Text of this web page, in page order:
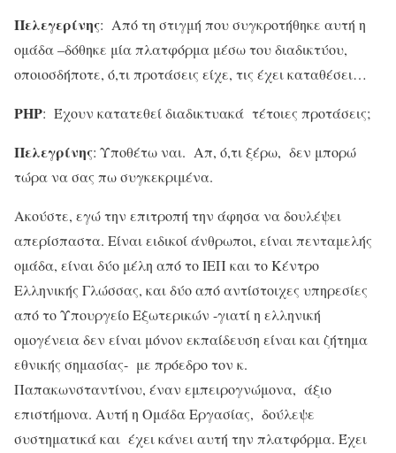
Πελεγερίνης: Από τη στιγμή που συγκροτήθηκε αυτή η
ομάδα –δόθηκε μία πλατφόρμα μέσω του διαδικτύου,
οποιοσδήποτε, ό,τι προτάσεις είχε, τις έχει καταθέσει…
ΡΗΡ: Έχουν κατατεθεί διαδικτυακά τέτοιες προτάσεις;
Πελεγρίνης: Υποθέτω ναι. Απ, ό,τι ξέρω, δεν μπορώ
τώρα να σας πω συγκεκριμένα.
Ακούστε, εγώ την επιτροπή την άφησα να δουλέψει
απερίσπαστα. Είναι ειδικοί άνθρωποι, είναι πενταμελής
ομάδα, είναι δύο μέλη από το ΙΕΠ και το Κέντρο
Ελληνικής Γλώσσας, και δύο από αντίστοιχες υπηρεσίες
από το Υπουργείο Εξωτερικών -γιατί η ελληνική
ομογένεια δεν είναι μόνον εκπαίδευση είναι και ζήτημα
εθνικής σημασίας- με πρόεδρο τον κ.
Παπακωνσταντίνου, έναν εμπειρογνώμονα, άξιο
επιστήμονα. Αυτή η Ομάδα Εργασίας, δούλεψε
συστηματικά και έχει κάνει αυτή την πλατφόρμα. Έχει